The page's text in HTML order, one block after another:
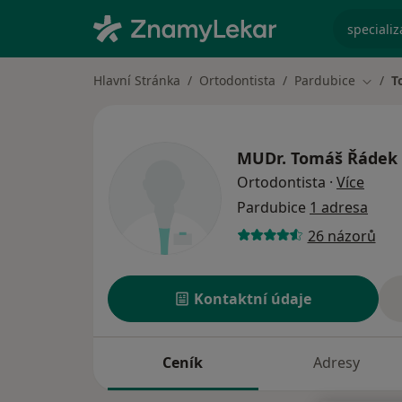
Hlavní Stránka Ortodontista Pardubice
MUDr. Tomáš Řádek
Ortodontista · Více
Pardubice 1 adresa
26 názorů
Kontaktní údaje
Ceník Adresy